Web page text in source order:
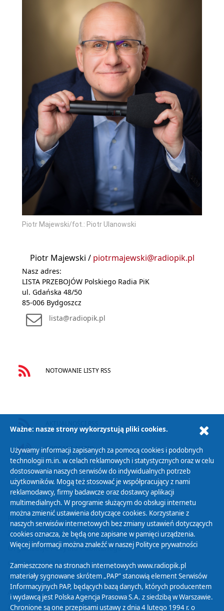
Piotr Majewski/fot.: Piotr Ulanowski
Piotr Majewski / piotrmajewski@radiopik.pl
Nasz adres:
LISTA PRZEBOJÓW Polskiego Radia PiK
ul. Gdańska 48/50
85-006 Bydgoszcz
lista@radiopik.pl
NOTOWANIE LISTY RSS
PODCAST AUDIO
Polityka Prywatności
Zasady korzystania z Serwisu
Organizacje Pożytku Publicznego
Cyfryzacja DAB+
Polityka ochrony danych osobowych
Abonament
Zamówienia publiczne
Ważne: nasze strony wykorzystują pliki cookies.
Używamy informacji zapisanych za pomocą cookies i podobnych
technologii m.in. w celach reklamowych i statystycznych oraz w celu
dostosowania naszych serwisów do indywidualnych potrzeb
użytkowników. Mogą też stosować je współpracujący z nami
reklamodawcy, firmy badawcze oraz dostawcy aplikacji
multimedialnych. W programie służącym do obsługi internetu
można zmienić ustawienia dotyczące cookies. Korzystanie z
naszych serwisów internetowych bez zmiany ustawień dotyczących
cookies oznacza, że będą one zapisane w pamięci urządzenia.
Więcej informacji można znaleźć w naszej Polityce prywatności
Zamieszczone na stronach internetowych www.radiopik.pl
materiały sygnowane skrótem „PAP” stanowią element Serwisów
Informacyjnych PAP, będących bazą danych, których producentem
i wydawcą jest Polska Agencja Prasowa S.A. z siedzibą w Warszawie.
Chronione są one przepisami ustawy z dnia 4 lutego 1994 r. o